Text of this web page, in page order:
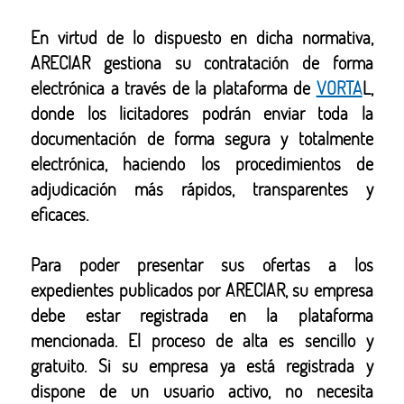
En virtud de lo dispuesto en dicha normativa,
ARECIAR gestiona su contratación de forma
electrónica a través de la plataforma de VORTAL,
donde los licitadores podrán enviar toda la
documentación de forma segura y totalmente
electrónica, haciendo los procedimientos de
adjudicación más rápidos, transparentes y
eficaces.
Para poder presentar sus ofertas a los
expedientes publicados por ARECIAR, su empresa
debe estar registrada en la plataforma
mencionada. El proceso de alta es sencillo y
gratuito. Si su empresa ya está registrada y
dispone de un usuario activo, no necesita